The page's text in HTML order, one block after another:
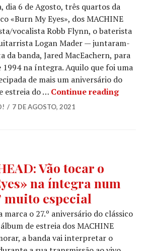
dia 6 de Agosto, três quartos da
«Burn My Eyes», dos MACHINE
vocalista Robb Flynn, o baterista
Logan Mader — juntaram-
da banda, Jared MacEachern, para
1994 na íntegra. Aquilo que foi uma
de mais um aniversário do
estreia do … Continue reading
7 DE AGOSTO, 2021
Vão tocar o
na íntegra num
muito especial
marca o 27.º aniversário do clássico
de estreia dos MACHINE
a banda vai interpretar o